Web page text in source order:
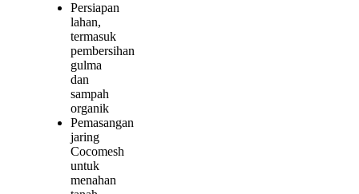
Persiapan
lahan,
termasuk
pembersihan
gulma
dan
sampah
organik
Pemasangan
jaring
Cocomesh
untuk
menahan